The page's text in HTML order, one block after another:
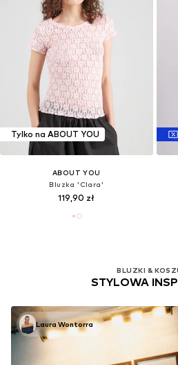
Tylko na ABOUT YOU
ABOUT YOU
Bluzka 'Clara'
119,90 zł
BLUZKI &
STYLOWA
Laura Wontorra